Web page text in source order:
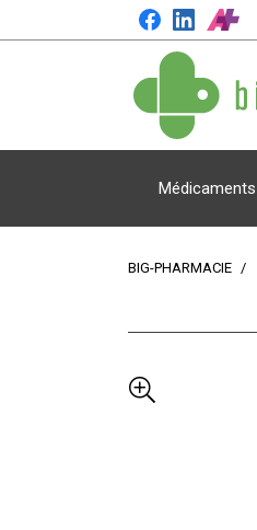
Médicaments
BIG-PHARMACIE